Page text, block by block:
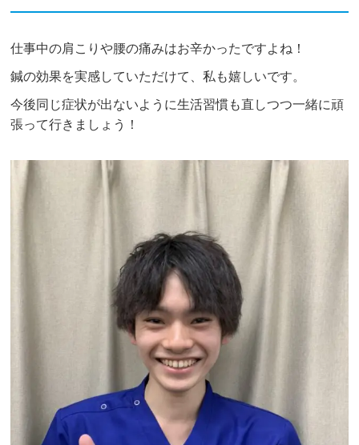
仕事中の肩こりや腰の痛みはお辛かったですよね！
鍼の効果を実感していただけて、私も嬉しいです。
今後同じ症状が出ないように生活習慣も直しつつ一緒に頑
張って行きましょう！